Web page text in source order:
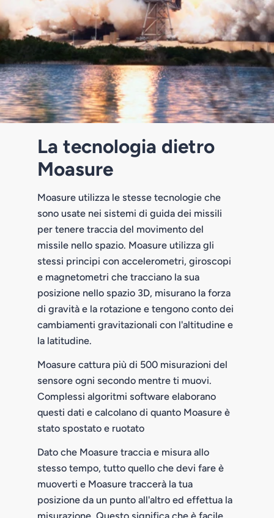
La tecnologia dietro
Moasure
Moasure utilizza le stesse tecnologie che
sono usate nei sistemi di guida dei missili
per tenere traccia del movimento del
missile nello spazio. Moasure utilizza gli
stessi principi con accelerometri, giroscopi
e magnetometri che tracciano la sua
posizione nello spazio 3D, misurano la forza
di gravità e la rotazione e tengono conto dei
cambiamenti gravitazionali con l'altitudine e
la latitudine.
Moasure cattura più di 500 misurazioni del
sensore ogni secondo mentre ti muovi.
Complessi algoritmi software elaborano
questi dati e calcolano di quanto Moasure è
stato spostato e ruotato
Dato che Moasure traccia e misura allo
stesso tempo, tutto quello che devi fare è
muoverti e Moasure traccerà la tua
posizione da un punto all'altro ed effettua la
misurazione. Questo significa che è facile